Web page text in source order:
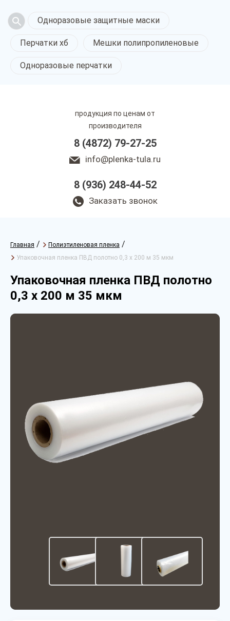
Одноразовые защитные маски
Перчатки хб Мешки полипропиленовые
Одноразовые перчатки
продукция по ценам от
производителя
8 (4872) 79-27-25
info@plenka-tula.ru
8 (936) 248-44-52
Заказать звонок
Главная / Полиэтиленовая пленка /
Упаковочная пленка ПВД полотно 0,3 х 200 м 35 мкм
Упаковочная пленка ПВД полотно
0,3 х 200 м 35 мкм